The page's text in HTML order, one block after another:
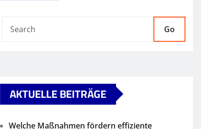
Go
AKTUELLE BEITRÄGE
Welche Maßnahmen fördern effiziente